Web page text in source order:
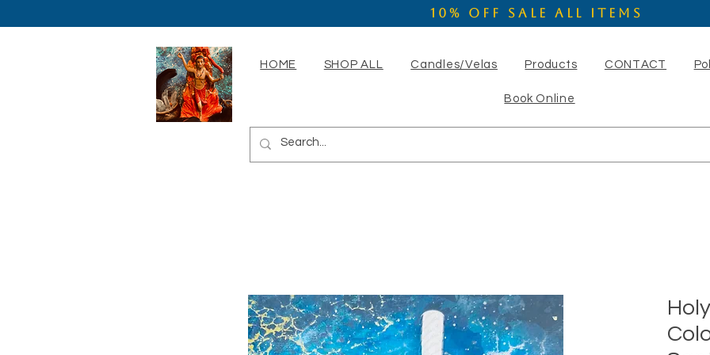
10% OFF SALE ALL ITEMS
HOME SHOP ALL Candles/Velas Products CONTACT
Book Online